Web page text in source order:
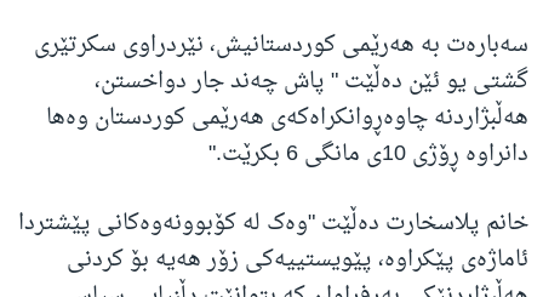
سەبارەت بە هەرێمی کوردستانیش، نێردراوی سکرتێری
گشتی یو ئێن دەڵێت " پاش چەند جار دواخستن،
هەڵبژاردنە چاوەڕوانکراەکەی هەرێمی کوردستان وەها
دانراوە ڕۆژی 10ی مانگی 6 بکرێت."
خانم پلاسخارت دەڵێت "وەک لە کۆبوونەوەکانی پێشتردا
ئاماژەی پێکراوە، پێویستییەکی زۆر هەیە بۆ کردنی